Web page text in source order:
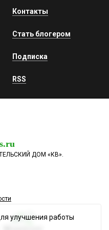
Контакты
Стать блогером
Подписка
RSS
ДОМ «КВ».
улучшения работы